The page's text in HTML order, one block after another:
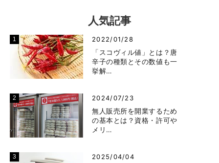
人気記事
2022/01/28
「スコヴィル値」とは？唐
辛子の種類とその数値も一
挙解…
2024/07/23
無人販売所を開業するため
の基本とは？資格・許可や
メリ…
2025/04/04